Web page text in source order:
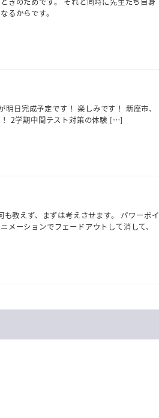
るからです。
完成予定です！ 楽しみです！ 新座市、
2学期中間テスト対策の体験 […]
教えず、まずは考えさせます。 パワーポイ
ーションでフェードアウトして消して、